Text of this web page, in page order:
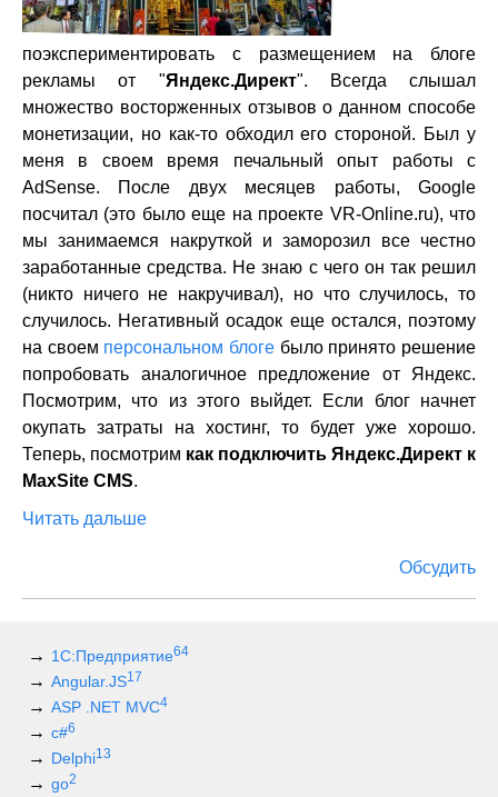
поэкспериментировать с размещением на блоге
рекламы от "Яндекс.Директ". Всегда слышал
множество восторженных отзывов о данном способе
монетизации, но как-то обходил его стороной. Был у
меня в своем время печальный опыт работы с
AdSense. После двух месяцев работы, Google
посчитал (это было еще на проекте VR-Online.ru), что
мы занимаемся накруткой и заморозил все честно
заработанные средства. Не знаю с чего он так решил
(никто ничего не накручивал), но что случилось, то
случилось. Негативный осадок еще остался, поэтому
на своем персональном блоге было принято решение
попробовать аналогичное предложение от Яндекс.
Посмотрим, что из этого выйдет. Если блог начнет
окупать затраты на хостинг, то будет уже хорошо.
Теперь, посмотрим как подключить Яндекс.Директ к
MaxSite CMS.
Читать дальше
Обсудить
1С:Предприятие64
Angular.JS17
ASP .NET MVC4
c#6
Delphi13
go2